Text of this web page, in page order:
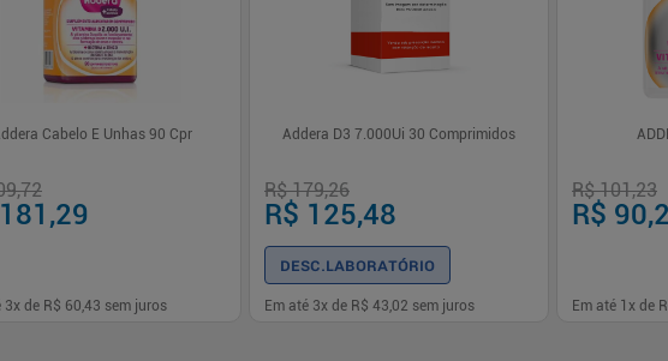
Cabelo E Unhas 90 Cpr
3x de R$ 60,43 sem juros
Addera D3 7.000Ui 30 Comprimidos
R$ 179,26
R$ 125,48
DESC.LABORATÓRIO
Em até 3x de R$ 43,02 sem juros
R$ 101,23
R$
Em até 1 x de